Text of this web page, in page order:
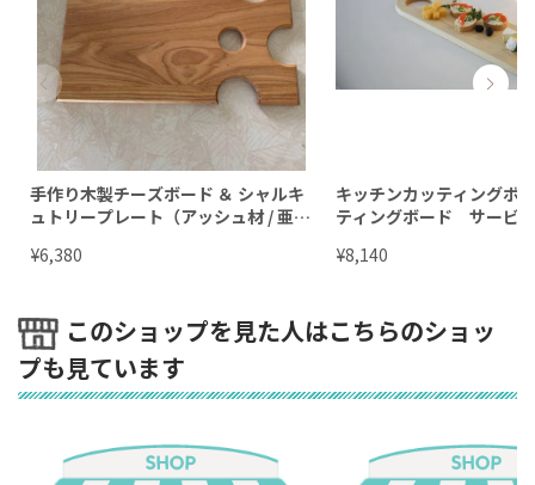
手作り木製チーズボード ＆ シャルキ
ュトリープレート（アッシュ材 / 亜麻
¥6,380
キッチンカッティング
ティングボード サービ
ート おもてなし
¥8,140
このショップを見た人はこちらのショッ
プも見ています